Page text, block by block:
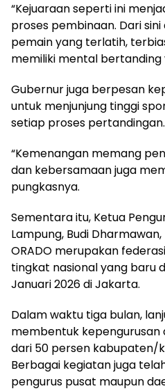
“Kejuaraan seperti ini
proses pembinaan. Dari
pemain yang terlatih,
memiliki mental bertanding
Gubernur juga berpesan
untuk menjunjung tinggi
setiap proses pertandingan.
“Kemenangan memang
dan kebersamaan juga
pungkasnya.
Sementara itu, Ketua
Lampung, Budi
ORADO merupakan
tingkat nasional yang baru
Januari 2026 di Jakarta.
Dalam waktu tiga bulan,
membentuk kepengurusan
dari 50 persen kabupaten/
Berbagai kegiatan juga
pengurus pusat maupun